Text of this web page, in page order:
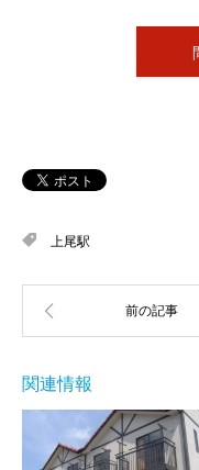
上尾駅
関連情報